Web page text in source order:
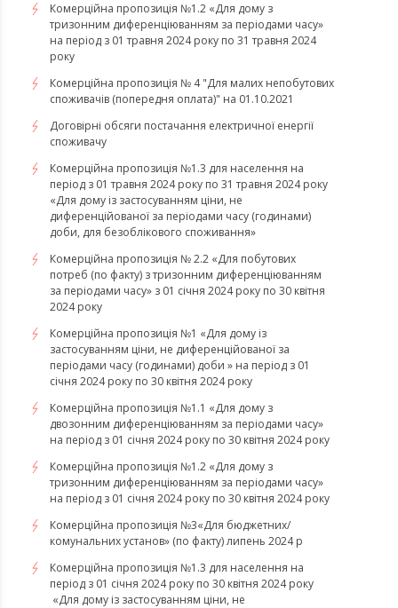
Комерційна пропозиція №1.2 «Для дому з
тризонним диференціюванням за періодами часу»
на період з 01 травня 2024 року по 31 травня 2024
року
Комерційна пропозиція № 4 "Для малих непобутових
споживачів (попередня оплата)" на 01.10.2021
Договірні обсяги постачання електричної енергії
споживачу
Комерційна пропозиція №1.3 для населення на
період з 01 травня 2024 року по 31 травня 2024 року
«Для дому із застосуванням ціни, не
диференційованої за періодами часу (годинами)
доби, для безоблікового споживання»
Комерційна пропозиція № 2.2 «Для побутових
потреб (по факту) з тризонним диференціюванням
за періодами часу» з 01 січня 2024 року по 30 квітня
2024 року
Комерційна пропозиція №1 «Для дому із
застосуванням ціни, не диференційованої за
періодами часу (годинами) доби » на період з 01
січня 2024 року по 30 квітня 2024 року
Комерційна пропозиція №1.1 «Для дому з
двозонним диференціюванням за періодами часу»
на період з 01 січня 2024 року по 30 квітня 2024 року
Комерційна пропозиція №1.2 «Для дому з
тризонним диференціюванням за періодами часу»
на період з 01 січня 2024 року по 30 квітня 2024 року
Комерційна пропозиція №3«Для бюджетних/
комунальних установ» (по факту) липень 2024 р
Комерційна пропозиція №1.3 для населення на
період з 01 січня 2024 року по 30 квітня 2024 року
«Для дому із застосуванням ціни, не